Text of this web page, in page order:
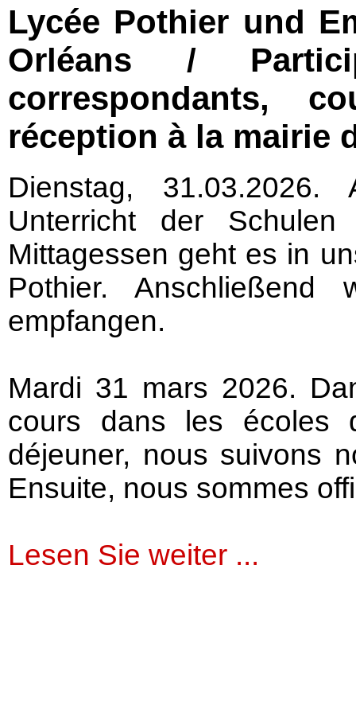
Lycée Pothier und
Orléans /
correspondants,
réception à la mairie
Dienstag,
Unterricht der
Mittagessen geht es in
Pothier.
empfangen.
Mardi 31 mars 2026.
cours dans les écoles
déjeuner, nous suivons
Ensuite, nous sommes
Lesen Sie weiter ...